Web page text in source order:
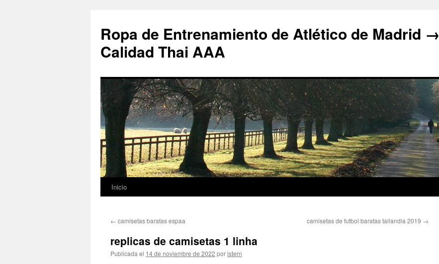
Ropa de Entrenamiento de Atlético de Madrid →
Calidad Thai AAA
Saltar
contenido
Inicio
← camisetas baratas espaa camisetas de futbol baratas tailandia 2019 →
replicas de camisetas 1 linha
Publicada el 14 de noviembre de 2022 poristern